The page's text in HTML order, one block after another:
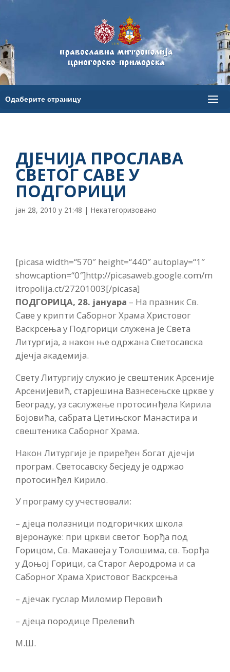
ДЈЕЧИЈА ПРОСЛАВА
СВЕТОГ САВЕ У
ПОДГОРИЦИ
јан 28, 2010 у 21:48 | Некатегоризовано
[picasa width=“570″ height=“440″ autoplay=“1″
showcaption=“0″]http://picasaweb.google.com/m
itropolija.ct/27201003[/picasa]
ПОДГОРИЦА, 28. јануара – На празник Св.
Саве у крипти Саборног Храма Христовог
Васкрсења у Подгорици служена је Света
Литургија, а након ње одржана Светосавска
дјечја академија.
Свету Литургију служио је свештеник Арсеније
Арсенијевић, старјешина Вазнесењске цркве у
Београду, уз саслужење протосинђела Кирила
Бојовића, сабрата Цетињског Манастира и
свештеника Саборног Храма.
Након Литургије је приређен богат дјечји
програм. Светосавску бесједу је одржао
протосинђел Кирило.
У програму су учествовали:
– дјеца полазници подгоричких школа
вјеронауке: при цркви светог Ђорђа под
Горицом, Св. Макавеја у Толошима, св. Ђорђа
у Доњој Горици, са Старог Аеродрома и са
Саборног Храма Христовог Васкрсења
– дјечак гуслар Миломир Перовић
– дјеца породице Прелевић
М.Ш.